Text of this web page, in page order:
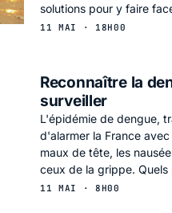
solutions pour y faire
11 MAI · 18H00
Reconnaître la
surveiller
L'épidémie de dengue,
d'alarmer la France
maux de tête, les
ceux de la grippe. Quels
11 MAI · 8H00